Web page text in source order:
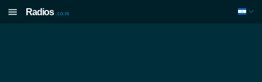
Radios .co.ni